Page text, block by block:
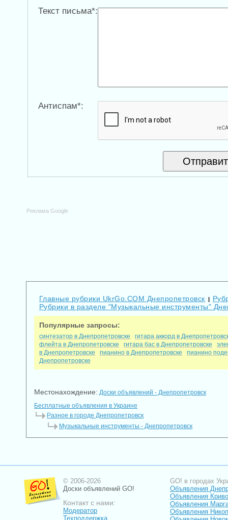
Текст письма*:
Антиспам*:
Реклама Google
Главные рубрики UkrGo.COM Днепропетровск
Рубрики в разделе "Музыкальные инструменты"
Популярные запросы:
синтезатор в Днепропетровске
гитара аккорд в
флейта в Днепропетровске
гитара бас в Днепропетровске
в Днепропетровске
пианино в Днепропетровске
пианино
Днепропетровске
Местонахождение: Доски объявлений - Днепропетровск
Бесплатные объявления в Украине
Разное в городе Днепропетровск
Музыкальные инструменты - Днепропетровск
© 2006-2026
Доски объявлений GO!
Контакт с нами:
Модератор
Техподдержка
GO! в городах
Объявления
Объявления
Объявления
Объявления